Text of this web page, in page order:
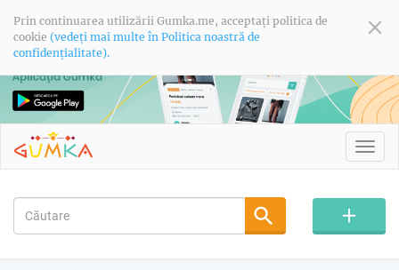
Prin continuarea utilizării Gumka.me, acceptați politica de
cookie (vedeți mai multe în Politica noastră de
confidențialitate).